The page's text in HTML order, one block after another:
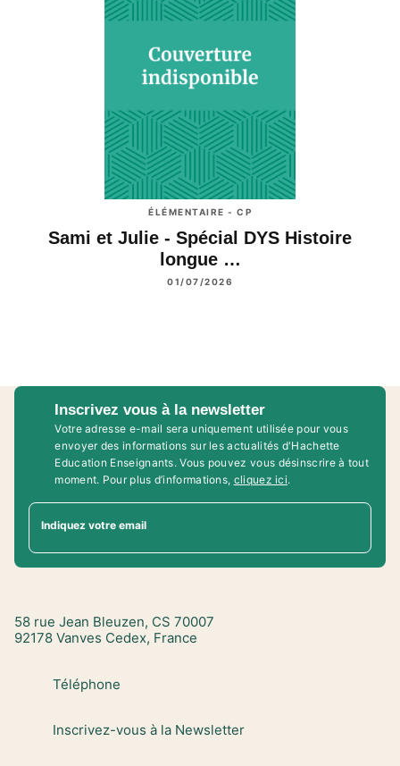
ÉLÉMENTAIRE - CP
Sami et Julie - Spécial DYS Histoire
longue …
01/07/2026
Inscrivez vous à la newsletter
Votre adresse e-mail sera uniquement utilisée pour vous
envoyer des informations sur les actualités d'Hachette
Education Enseignants. Vous pouvez vous désinscrire à tout
moment. Pour plus d’informations, cliquez ici.
Indiquez votre email
58 rue Jean Bleuzen, CS 70007
92178 Vanves Cedex, France
Téléphone
Inscrivez-vous à la Newsletter